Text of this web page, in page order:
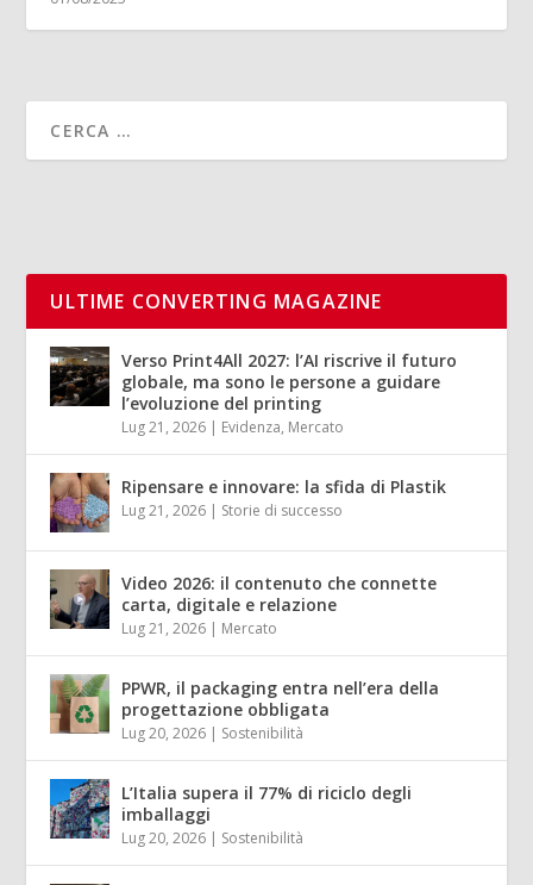
ULTIME CONVERTING MAGAZINE
Verso Print4All 2027: l’AI riscrive il futuro
globale, ma sono le persone a guidare
l’evoluzione del printing
Lug 21, 2026 | Evidenza, Mercato
Ripensare e innovare: la sfida di Plastik
Lug 21, 2026 | Storie di successo
Video 2026: il contenuto che connette
carta, digitale e relazione
Lug 21, 2026 | Mercato
PPWR, il packaging entra nell’era della
progettazione obbligata
Lug 20, 2026 | Sostenibilità
L’Italia supera il 77% di riciclo degli
imballaggi
Lug 20, 2026 | Sostenibilità